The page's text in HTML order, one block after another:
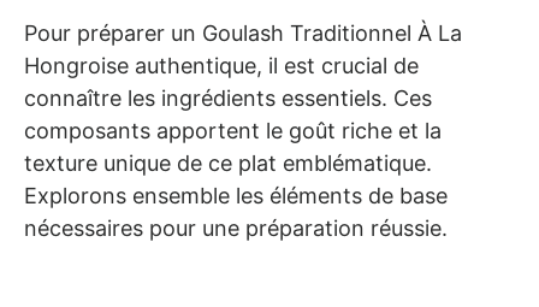
Pour préparer un Goulash Traditionnel À La
Hongroise authentique, il est crucial de
connaître les ingrédients essentiels. Ces
composants apportent le goût riche et la
texture unique de ce plat emblématique.
Explorons ensemble les éléments de base
nécessaires pour une préparation réussie.